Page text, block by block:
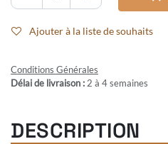
Ajouter à la liste de souhaits
Conditions Générales
Délai de livraison : 2 à 4 semaines
DESCRIPTION